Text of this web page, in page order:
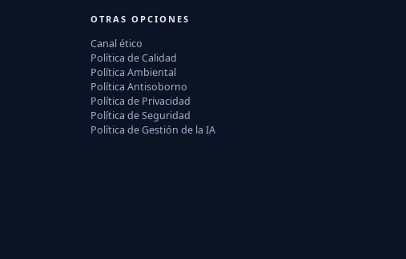
OTRAS OPCIONES
Canal ético
Política de Calidad
Política Ambiental
Política Antisoborno
Política de Privacidad
Política de Seguridad
Política de Gestión de la IA